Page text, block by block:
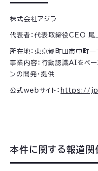
株式会社アジラ
代表者：代表取締役CEO 尾
所在地：東京都町田市中町
事業内容：行動認識AIをベー
ンの開発・提供
公式webサイト： https://
本件に関する報道